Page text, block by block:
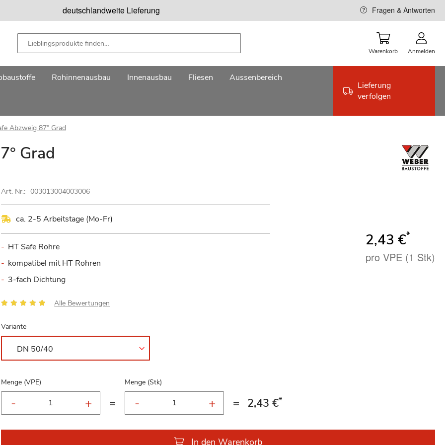
deutschlandweite Lieferung Fragen & Antworten
Warenkorb Anmelden
Rohinnenausbau Innenausbau Fliesen Aussenbereich
Lieferung
verfolgen
Abzweig 87° Grad
Grad
Art. Nr.: 003013004003006
ca. 2-5 Arbeitstage (Mo-Fr)
HT Safe Rohre
kompatibel mit HT Rohren
3-fach Dichtung
Bewertung: Alle Bewertungen
2,43 €*
pro VPE (1 Stk)
Variante
Menge (VPE)
=
Menge (Stk)
= 2,43 €*
In den Warenkorb